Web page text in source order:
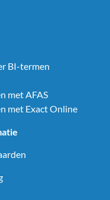
BI-termen
met AFAS
met Exact Online